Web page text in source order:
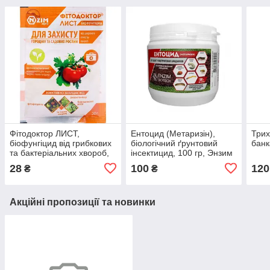
Фітодоктор ЛИСТ,
біофунгіцид від грибкових
та бактеріальних хвороб,
28 ₴
Ентоцид (Метаризін),
біологічний ґрунтовий
інсектицид, 100 гр, Энзим
100₴ 120
Акційні пропозиції та новинки